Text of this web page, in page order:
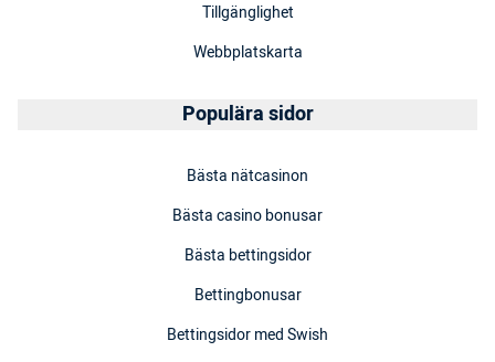
Tillgänglighet
Webbplatskarta
Populära sidor
Bästa nätcasinon
Bästa casino bonusar
Bästa bettingsidor
Bettingbonusar
Bettingsidor med Swish